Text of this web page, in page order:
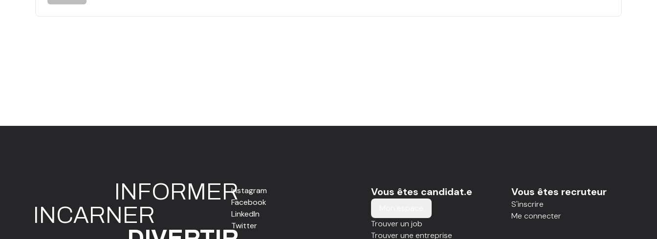
INFORMER
INCARNER
Instagram
Facebook
LinkedIn
Twitter
Vous êtes candidat.e
Trouver un job
Trouver une entreprise
Vous êtes recruteur
S'inscrire
Me connecter